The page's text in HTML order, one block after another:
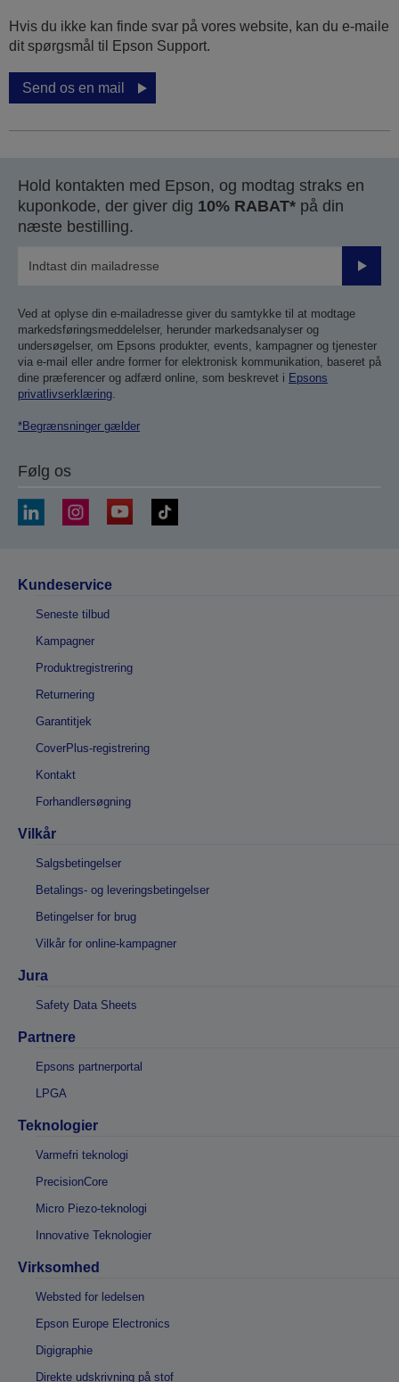
Hvis du ikke kan finde svar på vores website, kan du e-maile
dit spørgsmål til Epson Support.
Send os en mail
Hold kontakten med Epson, og modtag straks en
kuponkode, der giver dig 10% RABAT* på din
næste bestilling.
Send
Ved at oplyse din e-mailadresse giver du samtykke til at modtage
markedsføringsmeddelelser, herunder markedsanalyser og
undersøgelser, om Epsons produkter, events, kampagner og tjenester
via e-mail eller andre former for elektronisk kommunikation, baseret på
dine præferencer og adfærd online, som beskrevet i Epsons
privatlivserklæring.
*Begrænsninger gælder
Følg os
Kundeservice
Seneste tilbud
Kampagner
Produktregistrering
Returnering
Garantitjek
CoverPlus-registrering
Kontakt
Forhandlersøgning
Vilkår
Salgsbetingelser
Betalings- og leveringsbetingelser
Betingelser for brug
Vilkår for online-kampagner
Jura
Safety Data Sheets
Partnere
Epsons partnerportal
LPGA
Teknologier
Varmefri teknologi
PrecisionCore
Micro Piezo-teknologi
Innovative Teknologier
Virksomhed
Websted for ledelsen
Epson Europe Electronics
Digigraphie
Direkte udskrivning på stof